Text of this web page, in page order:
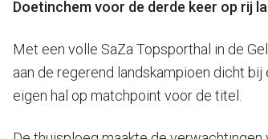
Doetinchem voor de derde keer op rij
Met een volle SaZa Topsporthal in de
aan de regerend landskampioen dicht
eigen hal op matchpoint voor de titel.